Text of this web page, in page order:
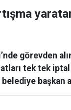
görevden
tek tek
belediye başkan